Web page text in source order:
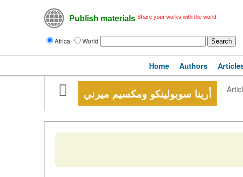
Publish materials Share your works with the world!
Africa World
Home Authors
أرينا سوبولينكو ومكسيم ميرني